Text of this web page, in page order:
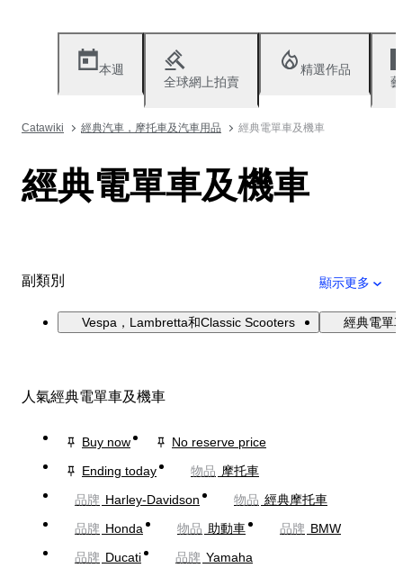
本週
全球網上拍賣
精選作品
Catawiki 經典汽車，摩托車及汽車用品 經典電單車及機車
經典電單車及機車
副類別 顯示更多
Vespa，Lambretta和Classic Scooters 經典電單
人氣經典電單車及機車
Buy now
No reserve price
Ending today
物品 摩托車
品牌 Harley-Davidson 物品 經典摩托車
品牌 Honda 物品 助動車 品牌 BMW
品牌 Ducati 品牌 Yamaha